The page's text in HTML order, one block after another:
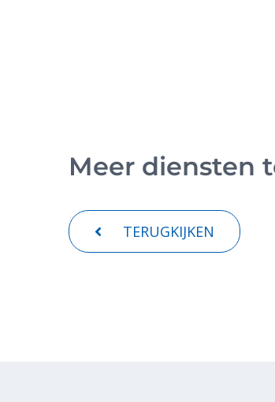
Meer diensten
TERUGKIJKEN